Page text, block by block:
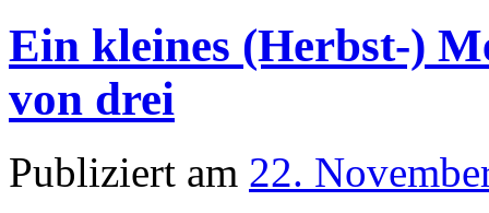
Ein kleines (Herbst-)
von drei
Publiziert am 22.